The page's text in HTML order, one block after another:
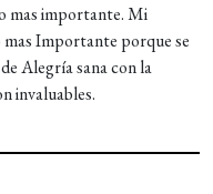
mas importante. Mi
mas Importante porque se
Alegría sana con la
invaluables.